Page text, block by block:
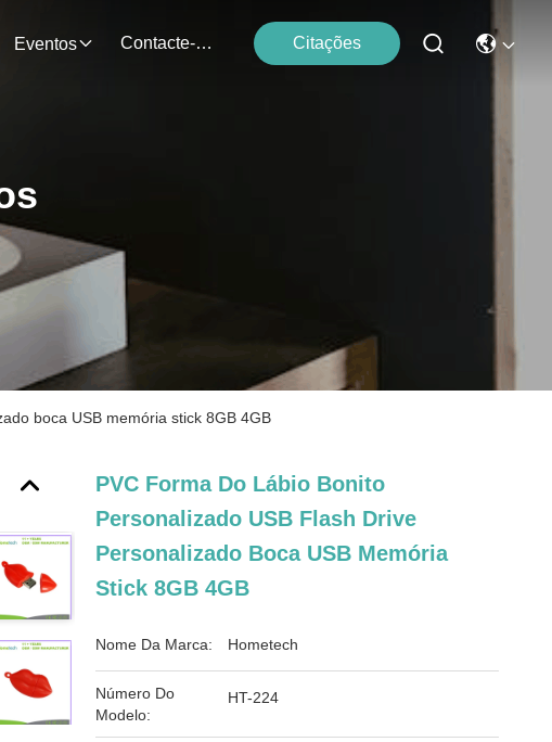
Eventos Contacte-Nos Citações
boca USB memória stick 8GB 4GB
PVC Forma Do Lábio Bonito
Personalizado USB Flash Drive
Personalizado Boca USB Memória
Stick 8GB 4GB
Nome Da Marca: Hometech
Número Do
Modelo:
HT-224